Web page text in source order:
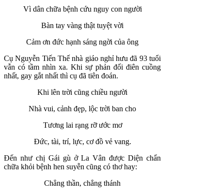
Vì dân chữa bệnh cứu nguy con người
Bàn tay vàng thật tuyệt vời
Cảm ơn đức hạnh sáng ngời của ông
Cụ Nguyễn Tiến Thế nhà giáo nghỉ hưu đã 93 tuổi
vẫn có tầm nhìn xa. Khi sự phản đối điên cuồng
nhất, gay gắt nhất thì cụ đã tiên đoán.
Khi lên trời cũng chiều người
Nhà vui, cảnh đẹp, lộc trời ban cho
Tương lai rạng rỡ ước mơ
Đức, tài, trí, lực, cơ đồ vẻ vang.
Đến như chị Gái gù ở La Vân được Diện chẩn
chữa khỏi bệnh hen suyễn cũng có thơ hay:
Chẳng thần, chẳng thánh